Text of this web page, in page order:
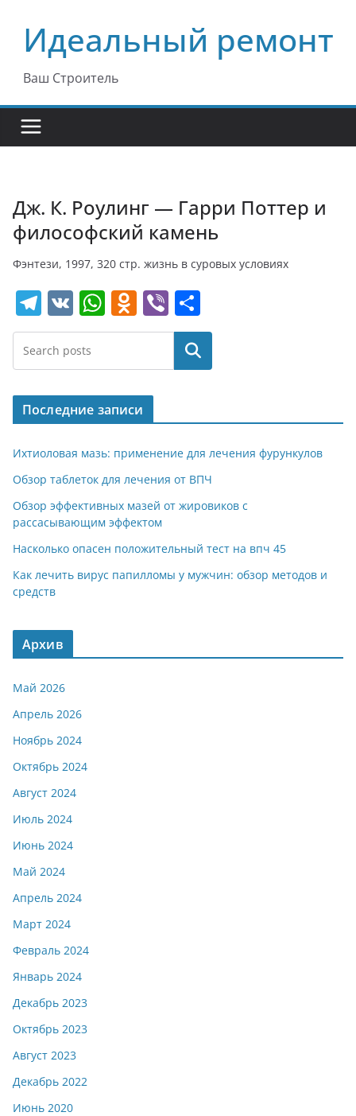
содержимому
Идеальный ремонт
Ваш Строитель
Дж. К. Роулинг — Гарри Поттер и
философский камень
Фэнтези, 1997, 320 стр. жизнь в суровых условиях
T
el
e
gr
a
m
V
K
W
h
s
A
p
p
O
d
o
kl
a
ss
ni
ki
Vi
b
er
т
п
р
в
и
т
ь
Поиск
Последние записи
Ихтиоловая мазь: применение для лечения фурункулов
Обзор таблеток для лечения от ВПЧ
Обзор эффективных мазей от жировиков с
рассасывающим эффектом
Насколько опасен положительный тест на впч 45
Как лечить вирус папилломы у мужчин: обзор методов и
средств
Архив
Май 2026
Апрель 2026
Ноябрь 2024
Октябрь 2024
Август 2024
Июль 2024
Июнь 2024
Май 2024
Апрель 2024
Март 2024
Февраль 2024
Январь 2024
Декабрь 2023
Октябрь 2023
Август 2023
Декабрь 2022
Июнь 2020